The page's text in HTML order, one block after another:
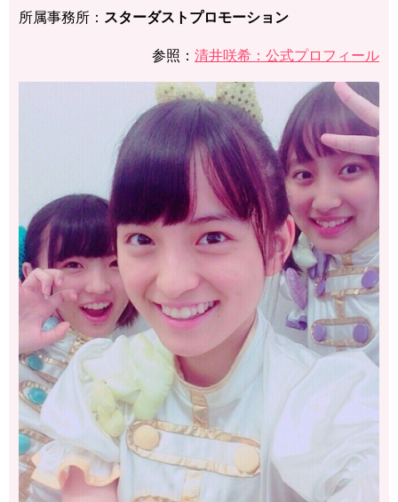
所属事務所： スターダストプロモーション
参照： 清井咲希：公式プロフィール